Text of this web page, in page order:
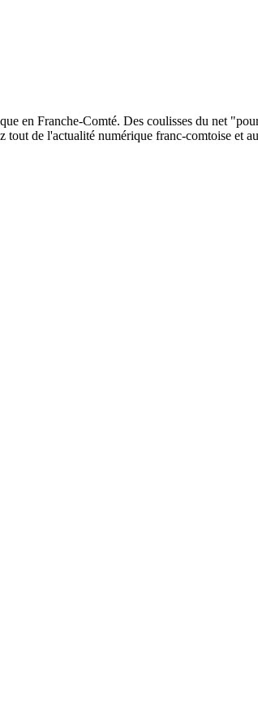
en Franche-Comté. Des coulisses du net
tout de l'actualité numérique franc-comtoise et